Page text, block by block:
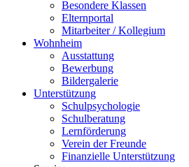
Besondere Klassen
Elternportal
Mitarbeiter / Kollegium
Wohnheim
Ausstattung
Bewerbung
Bildergalerie
Unterstützung
Schulpsychologie
Schulberatung
Lernförderung
Verein der Freunde
Finanzielle Unterstützung